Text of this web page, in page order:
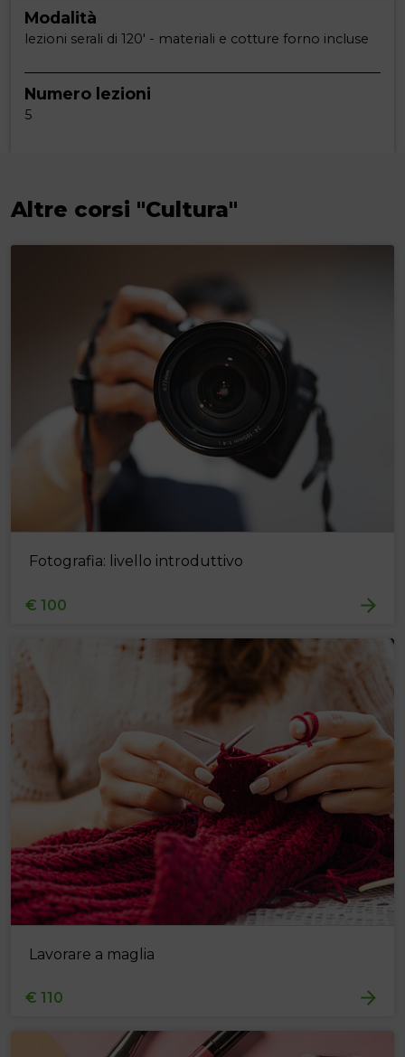
Modalità
lezioni serali di 120' - materiali e cotture forno incluse
Numero lezioni
5
Altre corsi "Cultura"
Fotografia: livello introduttivo
€ 100
Lavorare a maglia
€ 110